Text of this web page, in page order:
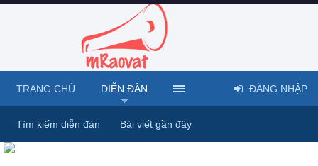
TRANG CHỦ DIỄN ĐÀN
Tìm kiếm diễn đàn Bài viết gần đây
ĐĂNG NHẬP